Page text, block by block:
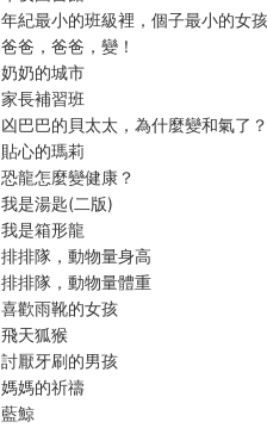
年紀最小的班級裡，個子最小的女
爸爸，爸爸，變！
奶奶的城市
家長補習班
凶巴巴的貝太太，為什麼變和氣了？
貼心的瑪莉
恐龍怎麼變健康？
我是湯匙(二版)
我是箱形龍
排排隊，動物量身高
排排隊，動物量體重
喜歡雨靴的女孩
飛天狐猴
討厭牙刷的男孩
媽媽的祈禱
藍鯨